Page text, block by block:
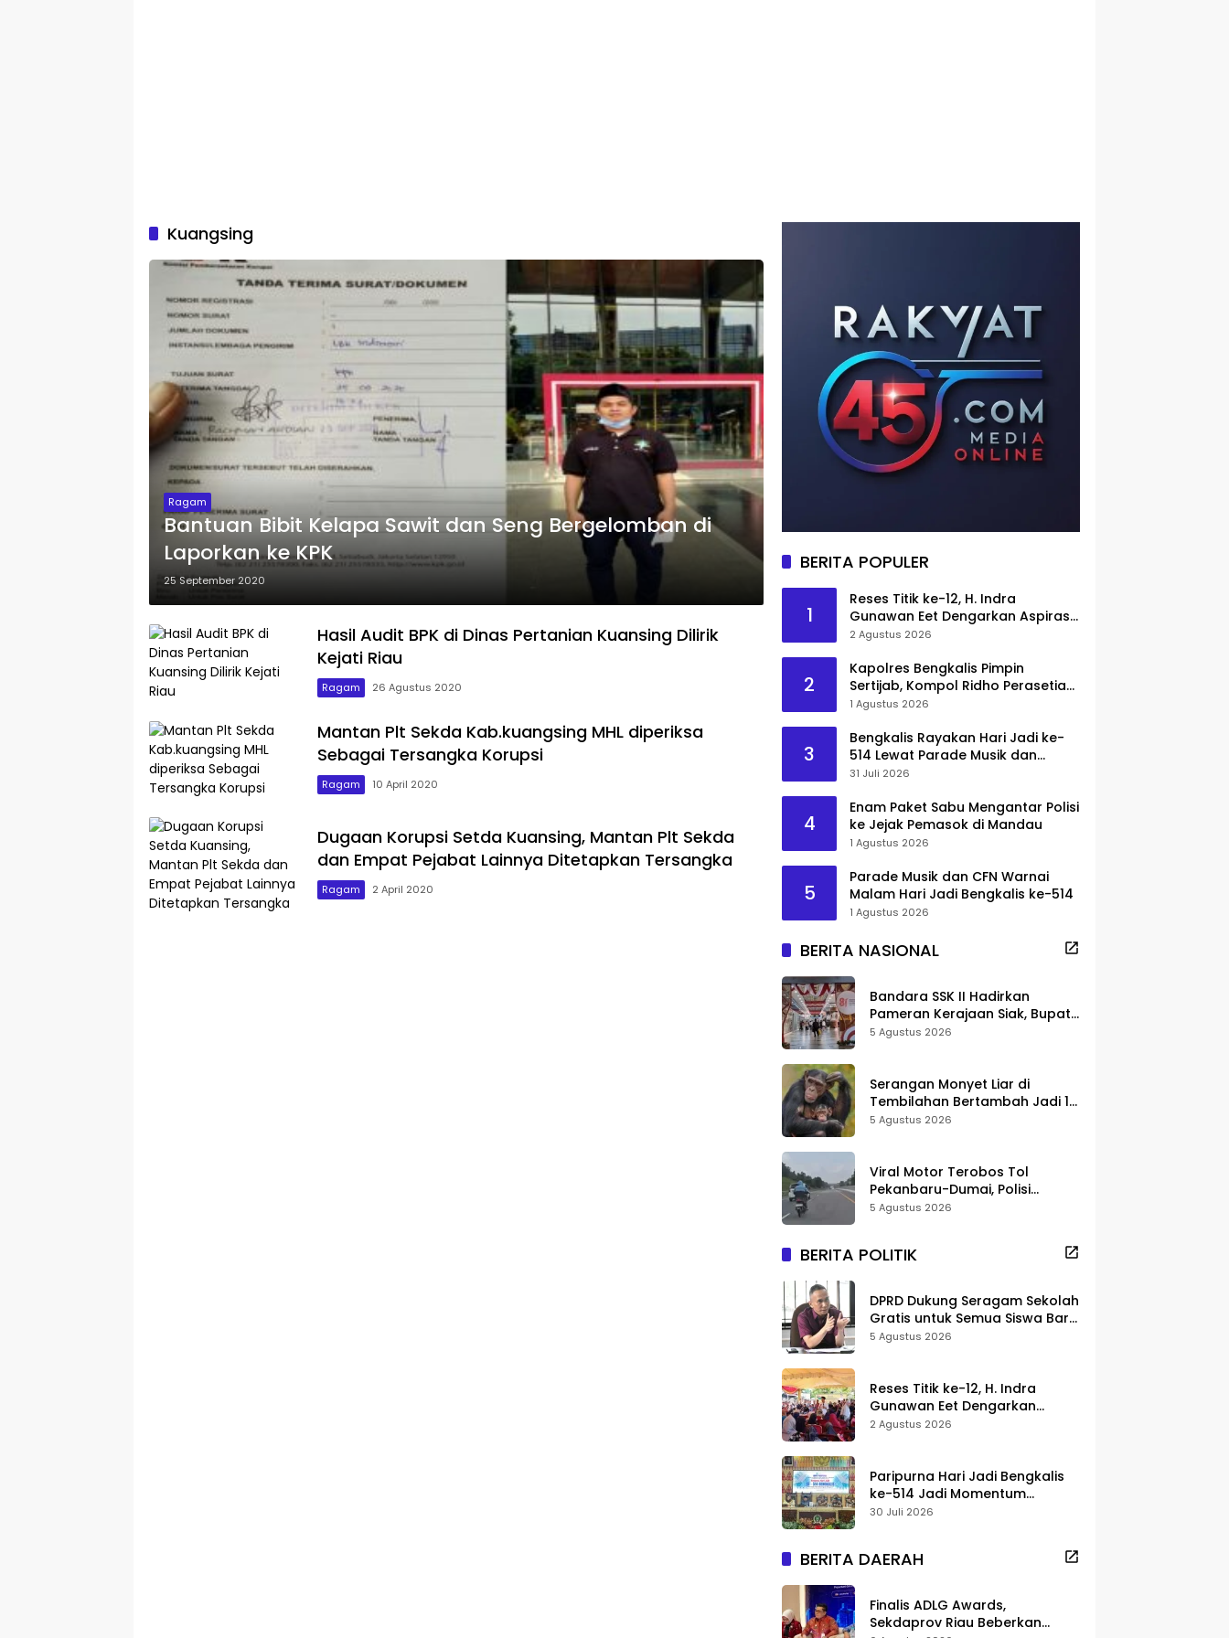
Kuangsing
Ragam
Bantuan Bibit Kelapa Sawit dan Seng Bergelomban di
Laporkan ke KPK
25 September 2020
Hasil Audit BPK di Dinas Pertanian Kuansing Dilirik
Kejati Riau
Ragam 26 Agustus 2020
Mantan Plt Sekda Kab.kuangsing MHL diperiksa
Sebagai Tersangka Korupsi
Ragam 10 April 2020
Dugaan Korupsi Setda Kuansing, Mantan Plt Sekda
dan Empat Pejabat Lainnya Ditetapkan Tersangka
Ragam 2 April 2020
BERITA POPULER
1
Reses Titik ke-12, H. Indra
Gunawan Eet Dengarkan Aspirasi
Senggoro
2 Agustus 2026
2
Kapolres Bengkalis Pimpin
Sertijab, Kompol Ridho Perasetia
Jadi Wakapolres
1 Agustus 2026
3
Bengkalis Rayakan Hari Jadi ke-
514 Lewat Parade Musik dan
Pameran Kuliner
31 Juli 2026
4
Enam Paket Sabu Mengantar Polisi
ke Jejak Pemasok di Mandau
1 Agustus 2026
5
Parade Musik dan CFN Warnai
Malam Hari Jadi Bengkalis ke-514
1 Agustus 2026
BERITA NASIONAL
Bandara SSK II Hadirkan
Pameran Kerajaan Siak, Bupati
Afni: Jadi Ruang Edukasi
5 Agustus 2026
Serangan Monyet Liar di
Tembilahan Bertambah Jadi 16
Korban, DPKP Bantah Video
5 Agustus 2026
Viral Motor Terobos Tol
Pekanbaru-Dumai, Polisi
Ungkap Pengendara Alami
5 Agustus 2026
BERITA POLITIK
DPRD Dukung Seragam Sekolah
Gratis untuk Semua Siswa Baru,
Minta Rehab Sekolah Jangan
5 Agustus 2026
Reses Titik ke-12, H. Indra
Gunawan Eet Dengarkan
Aspirasi Senggoro
2 Agustus 2026
Paripurna Hari Jadi Bengkalis
ke-514 Jadi Momentum
Perkuat Persatuan dan
30 Juli 2026
BERITA DAERAH
Finalis ADLG Awards,
Sekdaprov Riau Beberkan